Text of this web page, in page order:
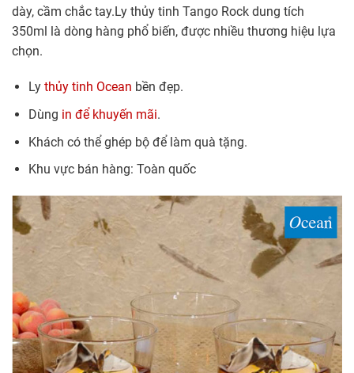
dày, cầm chắc tay.Ly thủy tinh Tango Rock dung tích
350ml là dòng hàng phổ biến, được nhiều thương hiệu lựa
chọn.
Ly thủy tinh Ocean bền đẹp.
Dùng in để khuyến mãi.
Khách có thể ghép bộ để làm quà tặng.
Khu vực bán hàng: Toàn quốc